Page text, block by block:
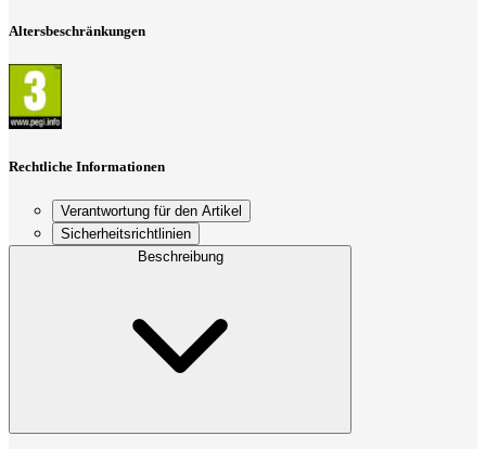
Altersbeschränkungen
Rechtliche Informationen
Verantwortung für den Artikel
Sicherheitsrichtlinien
Beschreibung